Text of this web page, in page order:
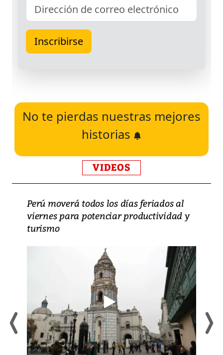
No te pierdas nuestras mejores
historias
VIDEOS
Perú moverá todos los días feriados al
viernes para potenciar productividad y
turismo